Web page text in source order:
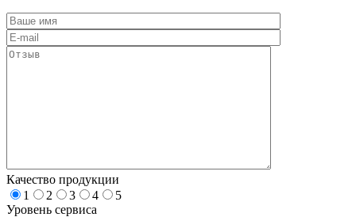
Качество продукции
1
2 3 4
5
Уровень сервиса